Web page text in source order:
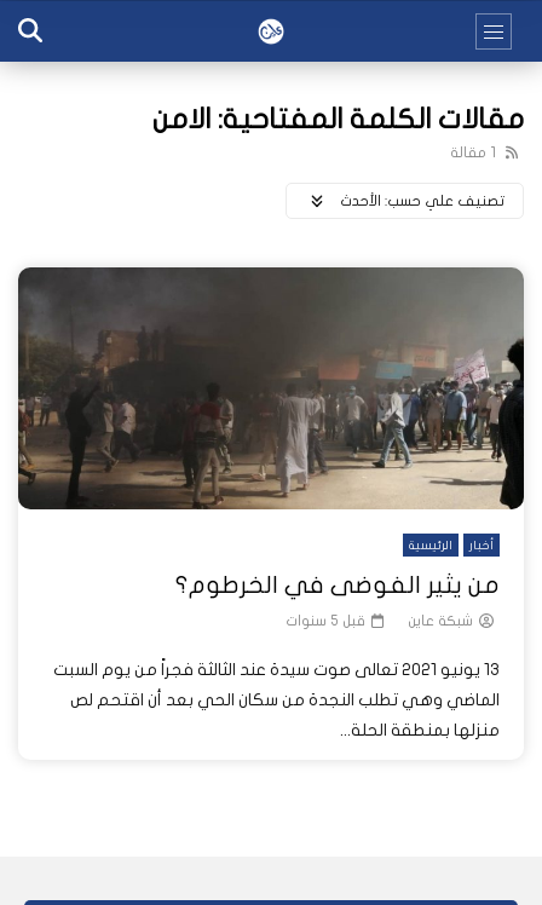
مقالات الكلمة المفتاحية: الامن
1 مقالة
تصنيف علي حسب: اﻷحدث
أخبار الرئيسية
من يثير الفوضى في الخرطوم؟
شبكة عاين قبل 5 سنوات
13 يونيو 2021 تعالى صوت سيدة عند الثالثة فجراً من يوم السبت
الماضي وهي تطلب النجدة من سكان الحي بعد أن اقتحم لص
منزلها بمنطقة الحلة...